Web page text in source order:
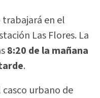
trabajará en el
Las Flores. La
8:20 de la mañana
.
casco urbano de